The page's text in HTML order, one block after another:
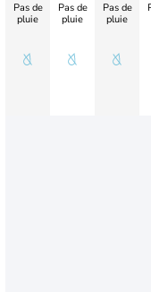
Pas de
pluie
Pas de
pluie
Pas de
pluie